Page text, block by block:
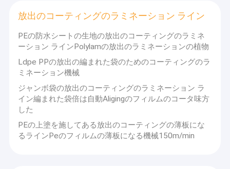
放出のコーティングのラミネーション ライン
PEの防水シートの生地の放出のコーティングのラミネ
ーション ラインPolylamの放出のラミネーションの植物
Ldpe PPの放出の編まれた袋のためのコーティングのラ
ミネーション機械
ジャンボ袋の放出のコーティングのラミネーション ラ
イン編まれた袋倍は自動Aligingのフィルムのコータ味方
した
PEの上塗を施してある放出のコーティングの薄板にな
るラインPeのフィルムの薄板になる機械150m/min